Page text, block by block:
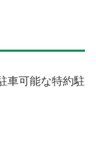
車可能な特約駐